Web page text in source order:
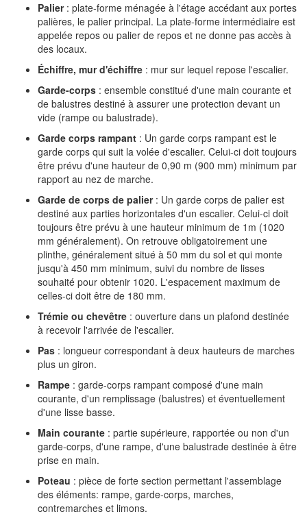
Palier : plate-forme ménagée à l'étage accédant aux portes
palières, le palier principal. La plate-forme intermédiaire est
appelée repos ou palier de repos et ne donne pas accès à
des locaux.
Échiffre, mur d'échiffre : mur sur lequel repose l'escalier.
Garde-corps : ensemble constitué d'une main courante et
de balustres destiné à assurer une protection devant un
vide (rampe ou balustrade).
Garde corps rampant : Un garde corps rampant est le
garde corps qui suit la volée d'escalier. Celui-ci doit toujours
être prévu d'une hauteur de 0,90 m (900 mm) minimum par
rapport au nez de marche.
Garde de corps de palier : Un garde corps de palier est
destiné aux parties horizontales d'un escalier. Celui-ci doit
toujours être prévu à une hauteur minimum de 1m (1020
mm généralement). On retrouve obligatoirement une
plinthe, généralement situé à 50 mm du sol et qui monte
jusqu'à 450 mm minimum, suivi du nombre de lisses
souhaité pour obtenir 1020. L'espacement maximum de
celles-ci doit être de 180 mm.
Trémie ou chevêtre : ouverture dans un plafond destinée
à recevoir l'arrivée de l'escalier.
Pas : longueur correspondant à deux hauteurs de marches
plus un giron.
Rampe : garde-corps rampant composé d'une main
courante, d'un remplissage (balustres) et éventuellement
d'une lisse basse.
Main courante : partie supérieure, rapportée ou non d'un
garde-corps, d'une rampe, d'une balustrade destinée à être
prise en main.
Poteau : pièce de forte section permettant l'assemblage
des éléments: rampe, garde-corps, marches,
contremarches et limons.